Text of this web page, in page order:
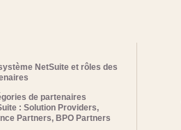
NetSuite et rôles des
de partenaires
: Solution Providers,
Partners, BPO Partners